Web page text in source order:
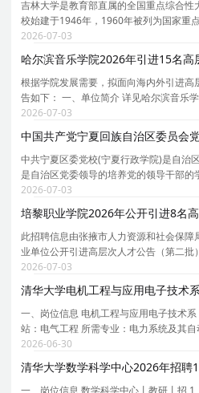
吉林大学是教育部直属的全国重点综合
校始建于1946年，1960年被列为国家重
究生院的22所大学之一，1995年首批通
被列入985工程国家重点建设的大学，
2026-07-03
哈尔滨音乐学院2026年引进15名高
根据学院发展需要，拟面向海内外引进
告如下： 一、单位简介 详见哈尔滨音乐
https://www.hrbcm.edu.cn。 二、招聘计
高层次人才引进计划表》（附件1）。 三
2026-07-03
中共宁夏区委党校(宁夏行政学院)是自治
是自治区党委领导的培养党的领导干部
门，是教育培训干部和党员的主渠道，是
是自治区党委政府的哲学社会科学研究机
2026-07-03
培黎职业学院2026年公开引进8名
此招聘信息由张掖市人力资源和社会保
业单位公开引进高层次人才公告（第二
握培黎职业学院的招聘详情， 现特别针对
要点单独说明。 为保证您获取的招聘信息
2026-07-03
一、岗位信息 电机工程与应用电子技术
站：电气工程 所需专业：电力系统及其
求：博士 拟从事研究内容或研究计划：
则提取 2. 面向电力系统优化决策的可信人
2026-06-30
清华大学数学科学中心2026年招聘
一、岗位信息 数学科学中心丨教研丨招